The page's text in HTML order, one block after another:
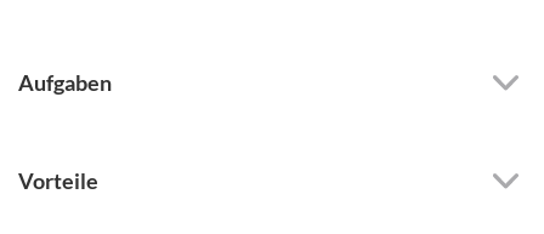
Aufgaben
Vorteile